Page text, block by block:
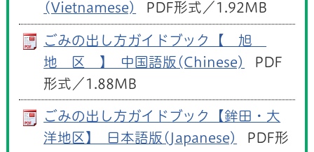
(Vietnamese)
PDF形式／1.92MB
ごみの出し方ガイドブック【 旭
地 区 】_中国語版(Chinese)
PDF
形式／1.88MB
ごみの出し方ガイドブック【鉾田・大
洋地区】_日本語版(Japanese)
PDF形